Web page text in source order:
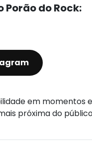
do Rock:
em
próxima do